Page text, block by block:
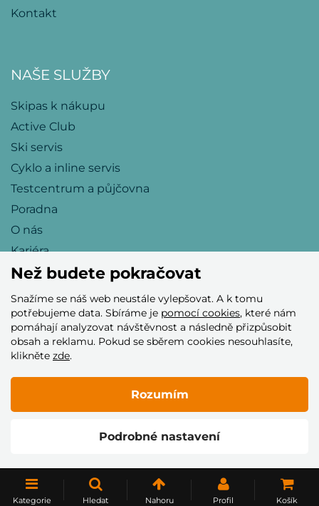
Kontakt
NAŠE SLUŽBY
Skipas k nákupu
Active Club
Ski servis
Cyklo a inline servis
Testcentrum a půjčovna
Poradna
O nás
Kariéra
Přijímáme tyto platební karty
© 2005–2026 Helia Trade s.r.o.
Kategorie Hledat Nahoru Profil Košík
Než budete pokračovat
Snažíme se náš web neustále vylepšovat. A k tomu
potřebujeme data. Sbíráme je pomocí cookies, které nám
pomáhají analyzovat návštěvnost a následně přizpůsobit
obsah a reklamu. Pokud se sběrem cookies nesouhlasíte,
klikněte zde.
Podrobné nastavení
Rozumím